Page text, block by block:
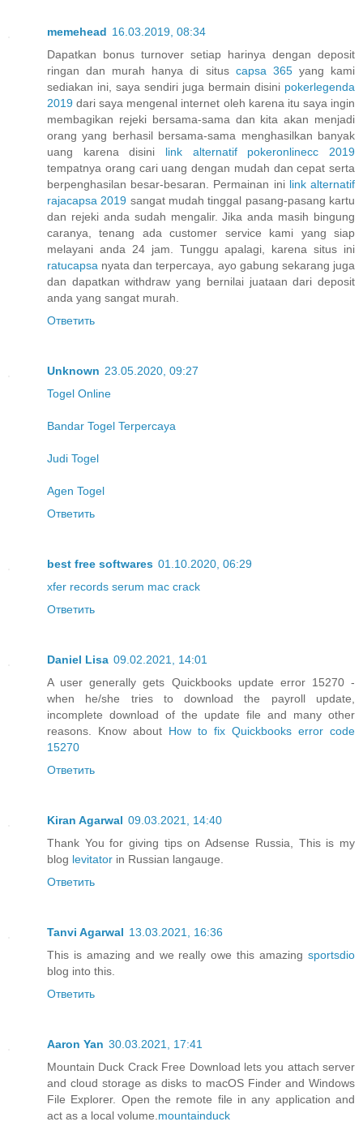
memehead 16.03.2019, 08:34
Dapatkan bonus turnover setiap harinya dengan deposit
ringan dan murah hanya di situs capsa 365yang kami
sediakan ini, saya sendiri juga bermain disini pokerlegenda
2019 dari saya mengenal internet oleh karena itu saya ingin
membagikan rejeki bersama-sama dan kita akan menjadi
orang yang berhasil bersama-sama menghasilkan banyak
uang karena disini link alternatif pokeronlinecc 2019
tempatnya orang cari uang dengan mudah dan cepat serta
berpenghasilan besar-besaran. Permainan ini link alternatif
rajacapsa 2019 sangat mudah tinggal pasang-pasang kartu
dan rejeki anda sudah mengalir. Jika anda masih bingung
caranya, tenang ada customer service kami yang siap
melayani anda 24 jam. Tunggu apalagi, karena situs ini
ratucapsa nyata dan terpercaya, ayo gabung sekarang juga
dan dapatkan withdraw yang bernilai juataan dari deposit
anda yang sangat murah.
Ответить
Unknown 23.05.2020, 09:27
Togel Online
Bandar Togel Terpercaya
Judi Togel
Agen Togel
Ответить
best free softwares 01.10.2020, 06:29
xfer records serum mac crack
Ответить
Daniel Lisa 09.02.2021, 14:01
A user generally gets Quickbooks update error 15270 -
when he/she tries to download the payroll update,
incomplete download of the update file and many other
reasons. Know about How to fix Quickbooks error code
15270
Ответить
Kiran Agarwal 09.03.2021, 14:40
Thank You for giving tips on Adsense Russia, This is my
blog levitator in Russian langauge.
Ответить
Tanvi Agarwal 13.03.2021, 16:36
This is amazing and we really owe this amazing sportsdio
blog into this.
Ответить
Aaron Yan 30.03.2021, 17:41
Mountain Duck Crack Free Download lets you attach server
and cloud storage as disks to macOS Finder and Windows
File Explorer. Open the remote file in any application and
act as a local volume. mountainduck